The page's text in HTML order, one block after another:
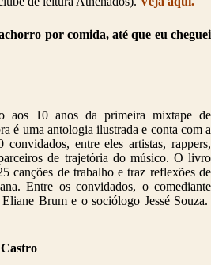
por comida, até que eu cheguei
aos 10 anos da primeira mixtape de
é uma antologia ilustrada e conta com a
entre eles artistas, rappers,
de trajetória do músico. O livro
canções de trabalho e traz reflexões de
Entre os convidados, o comediante
Brum e o sociólogo Jessé Souza.